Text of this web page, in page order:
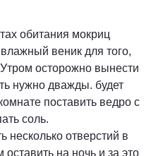
обитания мокриц
веник для того,
осторожно вынести
нужно дважды. будет
поставить ведро с
соль.
отверстий в
на ночь и за это